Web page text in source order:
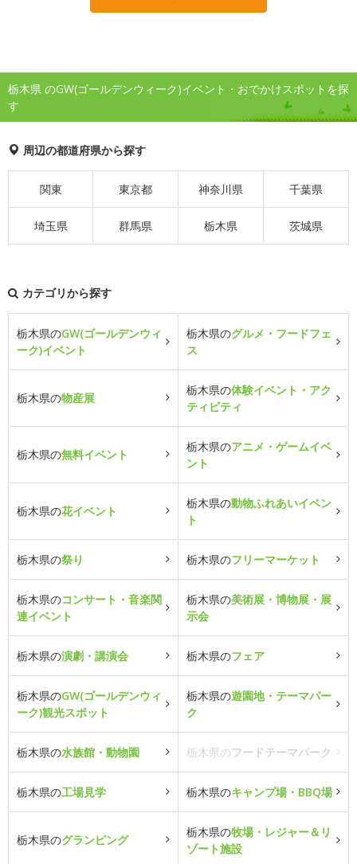
栃木県 のGW(ゴールデンウィーク)イベント・おでかけスポットを探
す
周辺の都道府県から探す
関東 東京都 神奈川県 千葉県
埼玉県 群馬県 栃木県 茨城県
カテゴリから探す
栃木県のGW(ゴールデンウィ
ーク)イベント
栃木県のグルメ・フードフェ
ス
栃木県の物産展
栃木県の体験イベント・アク
ティビティ
栃木県の無料イベント
栃木県のアニメ・ゲームイベ
ント
栃木県の花イベント
栃木県の動物ふれあいイベン
ト
栃木県の祭り 栃木県のフリーマーケット
栃木県のコンサート・音楽関
連イベント
栃木県の美術展・博物展・展
示会
栃木県の演劇・講演会 栃木県のフェア
栃木県のGW(ゴールデンウィ
ーク)観光スポット
栃木県の遊園地・テーマパー
ク
栃木県の水族館・動物園 栃木県のフードテーマパーク
栃木県の工場見学 栃木県のキャンプ場・BBQ場
栃木県のグランピング
栃木県の牧場・レジャー＆リ
ゾート施設